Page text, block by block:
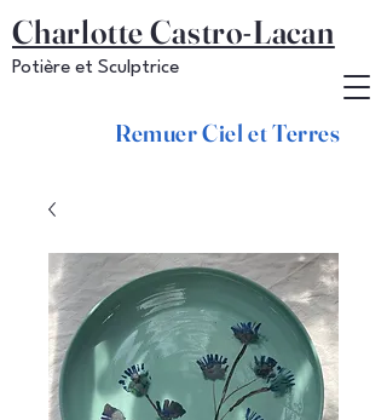
Remuer Ciel et Terres
Potière et Sculptrice
Charlotte Castro-Lacan